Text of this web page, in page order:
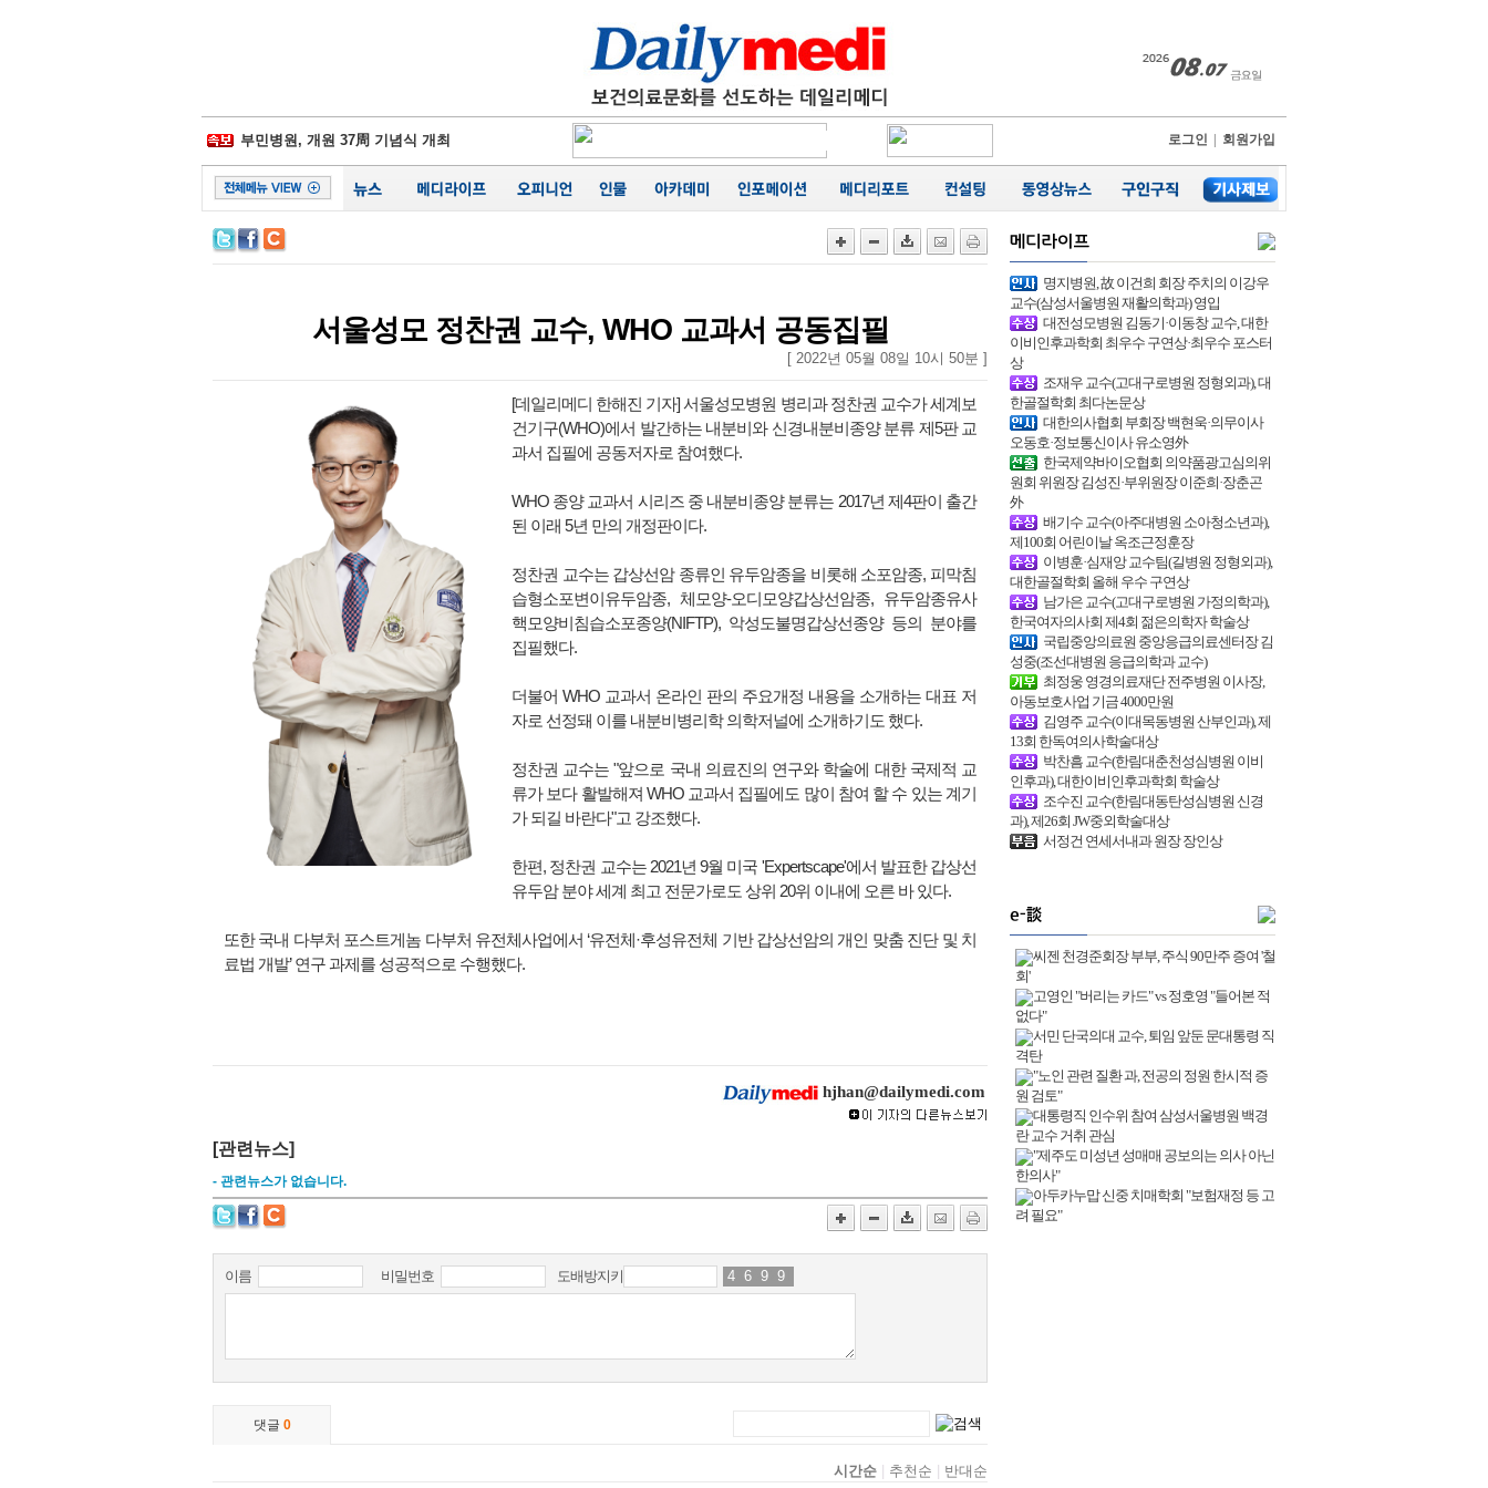
경찰병원, 어버이날 맞아 입원환자에 카네이션
부민병원, 개원 37周 기념식 개최
일동후디스, ‘어버이날 선물 이벤트' 진행
김포우리병원, '이웃사랑 그리기 대회' 성료
서울대병원, 베트남에 검진시스템 이식
비플러스랩, 종합 헬스케어 플랫폼 잰걸음
시화병원, 심폐소생술 모의훈련‧실기평가
삼성물산-제일모직 합병 무효소송 6년만에 '마무
로그인 회원가입
서울성모 정찬권 교수, WHO 교과서 공동집필
[ 2022년 05월 08일 10시 50분 ]
[데일리메디 한해진 기자] 서울성모병원 병리과 정찬권 교수가 세계보
건기구(WHO)에서 발간하는 내분비와 신경내분비종양 분류 제5판 교
과서 집필에 공동저자로 참여했다.
WHO 종양 교과서 시리즈 중 내분비종양 분류는 2017년 제4판이 출간
된 이래 5년 만의 개정판이다.
정찬권 교수는 갑상선암 종류인 유두암종을 비롯해 소포암종, 피막침
습형소포변이유두암종, 체모양-오디모양갑상선암종, 유두암종유사
핵모양비침습소포종양(NIFTP), 악성도불명갑상선종양 등의 분야를
집필했다.
더불어 WHO 교과서 온라인 판의 주요개정 내용을 소개하는 대표 저
자로 선정돼 이를 내분비병리학 의학저널에 소개하기도 했다.
정찬권 교수는 "앞으로 국내 의료진의 연구와 학술에 대한 국제적 교
류가 보다 활발해져 WHO 교과서 집필에도 많이 참여 할 수 있는 계기
가 되길 바란다"고 강조했다.
한편, 정찬권 교수는 2021년 9월 미국 'Expertscape'에서 발표한 갑상선
유두암 분야 세계 최고 전문가로도 상위 20위 이내에 오른 바 있다.
또한 국내 다부처 포스트게놈 다부처 유전체사업에서 ‘유전체·후성유전체 기반 갑상선암의 개인 맞춤 진단 및 치
료법 개발’ 연구 과제를 성공적으로 수행했다.
hjhan@dailymedi.com
[관련뉴스]
- 관련뉴스가 없습니다.
명지병원, 故 이건희 회장 주치의 이강우
교수(삼성서울병원 재활의학과) 영입
대전성모병원 김동기·이동창 교수, 대한
이비인후과학회 최우수 구연상·최우수 포스터
상
조재우 교수(고대구로병원 정형외과), 대
한골절학회 최다논문상
대한의사협회 부회장 백현욱·의무이사
오동호·정보통신이사 유소영外
한국제약바이오협회 의약품광고심의위
원회 위원장 김성진·부위원장 이준희·장춘곤
外
배기수 교수(아주대병원 소아청소년과),
제100회 어린이날 옥조근정훈장
이병훈·심재앙 교수팀(길병원 정형외과),
대한골절학회 올해 우수 구연상
남가은 교수(고대구로병원 가정의학과),
한국여자의사회 제4회 젊은의학자 학술상
국립중앙의료원 중앙응급의료센터장 김
성중(조선대병원 응급의학과 교수)
최정웅 영경의료재단 전주병원 이사장,
아동보호사업 기금 4000만원
김영주 교수(이대목동병원 산부인과), 제
13회 한독여의사학술대상
박찬흠 교수(한림대춘천성심병원 이비
인후과), 대한이비인후과학회 학술상
조수진 교수(한림대동탄성심병원 신경
과), 제26회 JW중외학술대상
서정건 연세서내과 원장 장인상
씨젠 천경준회장 부부, 주식 90만주 증여 '철
회'
고영인 "버리는 카드" vs 정호영 "들어본 적
없다"
서민 단국의대 교수, 퇴임 앞둔 문대통령 직
격탄
"노인 관련 질환 과, 전공의 정원 한시적 증
원 검토"
대통령직 인수위 참여 삼성서울병원 백경
란 교수 거취 관심
"제주도 미성년 성매매 공보의는 의사 아닌
한의사"
아두카누맙 신중 치매학회 "보험재정 등 고
려 필요"